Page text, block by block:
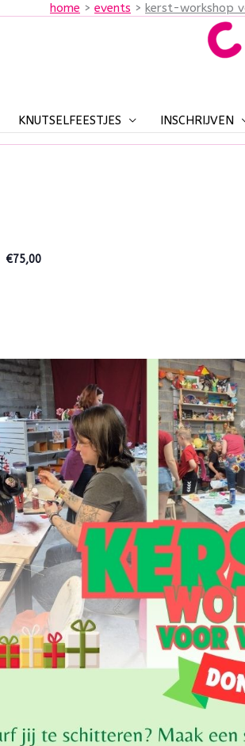
KNUTSELFEESTJES INSCHRIJVEN
home events kerst-workshop
€75,00